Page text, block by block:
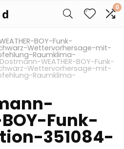
0
BOY-Funk-
Wettervorhersage-mit-
Raumklima-
WEATHER-BOY-Funk-
Wettervorhersage-mit-
Raumklima-
BOY-Funk-
351084-